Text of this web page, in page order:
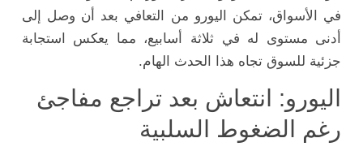
في الأسواق، تمكن اليورو من التعافي بعد أن وصل إلى
أدنى مستوى له في ثلاثة أسابيع، مما يعكس استجابة
جزئية للسوق تجاه هذا الحدث الهام.
اليورو: انتعاش بعد تراجع مفاجئ
رغم الضغوط السلبية